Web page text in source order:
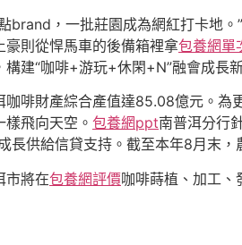
brand，一批莊園成為網紅打卡地
豪則從悍馬車的後備箱裡拿包養網單
建“咖啡+游玩+休閑+N”融會成長
咖啡財產綜合產值達85.08億元。為
飛向天空。 包養網ppt南普洱分行
長供給信貸支持。截至本年8月末，
市將在包養網評價咖啡蒔植、加工、